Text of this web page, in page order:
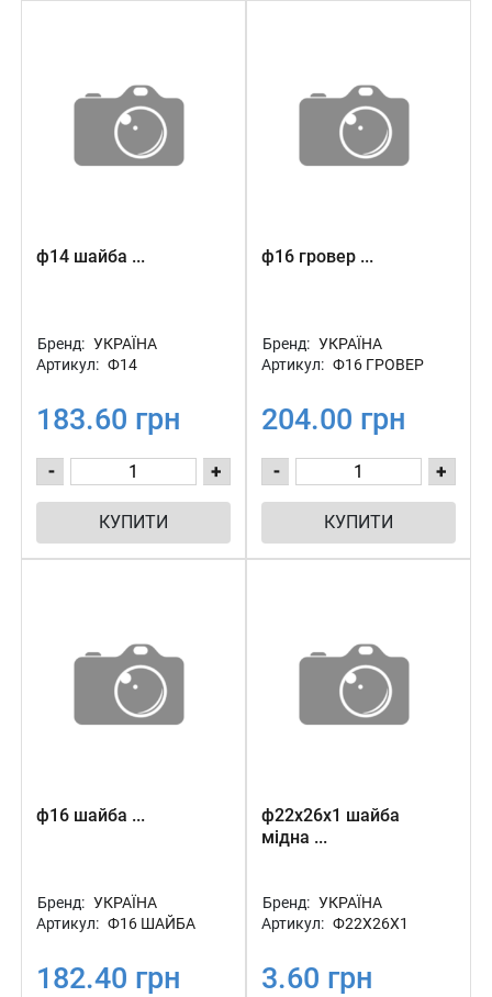
ф14 шайба ...
Бренд: УКРАЇНА
Артикул: Ф14
183.60 грн
- +
КУПИТИ
ф16 гровер ...
Бренд: УКРАЇНА
Артикул: Ф16 ГРОВЕР
204.00 грн
- +
КУПИТИ
ф16 шайба ...
Бренд: УКРАЇНА
Артикул: Ф16 ШАЙБА
182.40 грн
ф22х26х1 шайба
мідна ...
Бренд: УКРАЇНА
Артикул: Ф22Х26Х1
3.60 грн